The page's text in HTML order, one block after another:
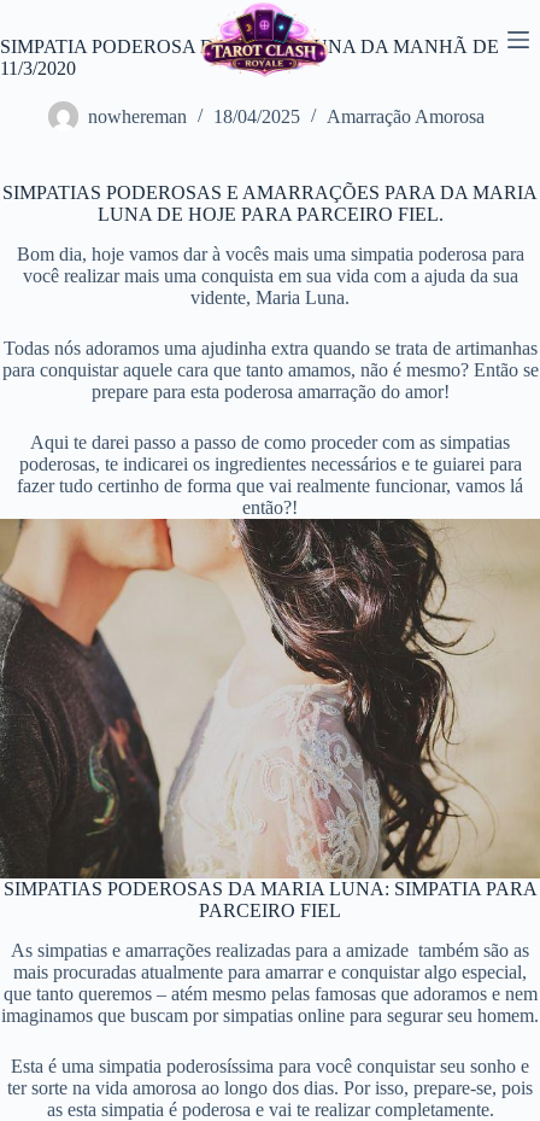
o
conteúdo
SIMPATIA PODEROSA DA MARIA LUNA DA MANHÃ DE
11/3/2020
nowhereman 18/04/2025 Amarração Amorosa
SIMPATIAS PODEROSAS E AMARRAÇÕES PARA DA MARIA
LUNA DE HOJE PARA PARCEIRO FIEL.
Bom dia, hoje vamos dar à vocês mais uma simpatia poderosa para
você realizar mais uma conquista em sua vida com a ajuda da sua
vidente, Maria Luna.
Todas nós adoramos uma ajudinha extra quando se trata de artimanhas
para conquistar aquele cara que tanto amamos, não é mesmo? Então se
prepare para esta poderosa amarração do amor!
Aqui te darei passo a passo de como proceder com as simpatias
poderosas, te indicarei os ingredientes necessários e te guiarei para
fazer tudo certinho de forma que vai realmente funcionar, vamos lá
então?!
SIMPATIAS PODEROSAS DA MARIA LUNA: SIMPATIA PARA
PARCEIRO FIEL
As simpatias e amarrações realizadas para a amizade também são as
mais procuradas atualmente para amarrar e conquistar algo especial,
que tanto queremos – atém mesmo pelas famosas que adoramos e nem
imaginamos que buscam por simpatias online para segurar seu homem.
Esta é uma simpatia poderosíssima para você conquistar seu sonho e
ter sorte na vida amorosa ao longo dos dias. Por isso, prepare-se, pois
as esta simpatia é poderosa e vai te realizar completamente.